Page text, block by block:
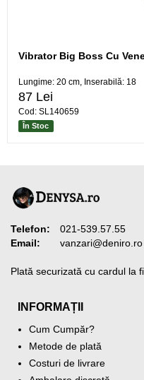
Vibrator Big Boss Cu
Lungime: 20 cm, Inserabilă: 18
87 Lei
Cod: SL140659
În Stoc
Telefon:
021-539.57.55
Email:
vanzari@deniro.ro
Plată securizată cu cardul la
INFORMAȚII
Cum Cumpăr?
Metode de plată
Costuri de livrare